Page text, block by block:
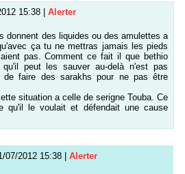
15:38 Alerter
donnent des liquides ou des amulettes a
ça tu ne mettras jamais les pieds
pas. Comment ce fait il que bethio
peut les sauver au-delà n'est pas
faire des sarakhs pour ne pas être
situation a celle de serigne Touba. Ce
qu'il le voulait et défendait une cause
07/2012 15:38 Alerter